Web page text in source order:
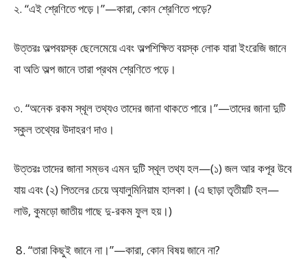
২. “এই শ্রেণিতে পড়ে।”—কারা, কোন শ্রেণিতে পড়ে?
উত্তরঃ অল্পবয়স্ক ছেলেমেয়ে এবং অল্পশিক্ষিত বয়স্ক লোক যারা ইংরেজি জানে
বা অতি অল্প জানে তারা প্রথম শ্রেণিতে পড়ে।
৩. “অনেক রকম স্থূল তথ্যও তাদের জানা থাকতে পারে।”—তাদের জানা দুটি
স্কুল তথ্যের উদাহরণ দাও।
উত্তরঃ তাদের জানা সম্ভব এমন দুটি স্থূল তথ্য হল—(১) জল আর কপূর উবে
যায় এবং (২) পিতলের চেয়ে অ্যালুমিনিয়াম হালকা। (এ ছাড়া তৃতীয়টি হল—
লাউ, কুমড়ো জাতীয় গাছে দু-রকম ফুল হয়।)
“তারা কিছুই জানে না।”—কারা, কোন বিষয় জানে না?